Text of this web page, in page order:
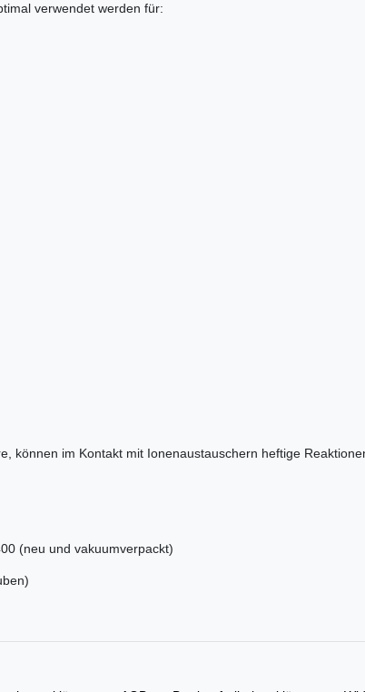
verwendet werden für:
können im Kontakt mit Ionenaustauschern heftige
(neu und vakuumverpackt)